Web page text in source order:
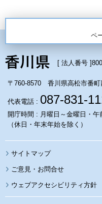
ペ
[ 法人番号 ]
〒760-8570 香川県高松市番町
代表電話 : 087-831-
開庁時間 : 月曜日～金曜日・午
（休日・年末年始を除く）
サイトマップ
ウェブアクセシビリティ方針